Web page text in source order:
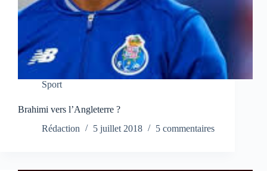
Sport
Brahimi vers l’Angleterre ?
Rédaction
5 juillet 2018 5 commentaires